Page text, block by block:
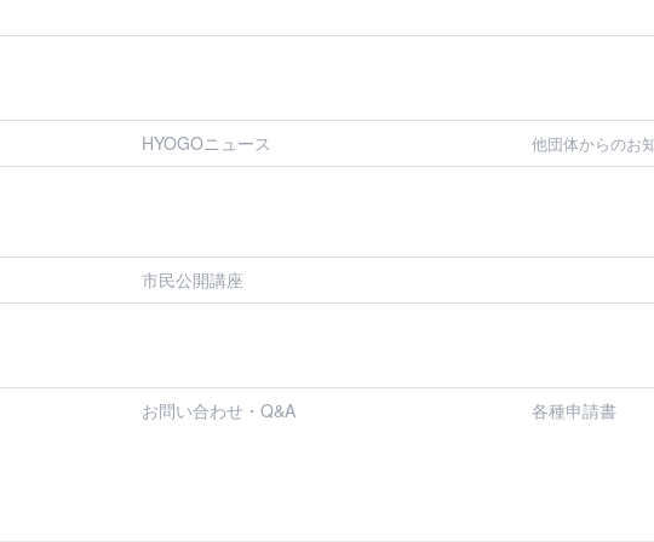
HYOGOニュース 他団体からのお
市民公開講座
お問い合わせ・Q&A 各種申請書